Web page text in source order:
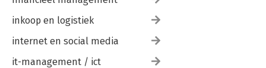
inkoop en logistiek
internet en social media
it-management / ict